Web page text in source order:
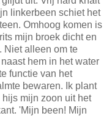
linkerbeen schiet het
Omhoog komen is
mijn broek dicht en
Niet alleen om te
hem in het water
functie van het
bewaren. Ik plant
mijn zoon uit het
'Mijn been! Mijn